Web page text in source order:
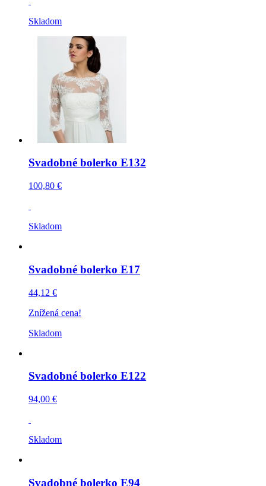
Skladom
Svadobné bolerko E132
100,80 €
Skladom
Svadobné bolerko E17
44,12 €
Znížená cena!
Skladom
Svadobné bolerko E122
94,00 €
Skladom
Svadobné bolerko E94